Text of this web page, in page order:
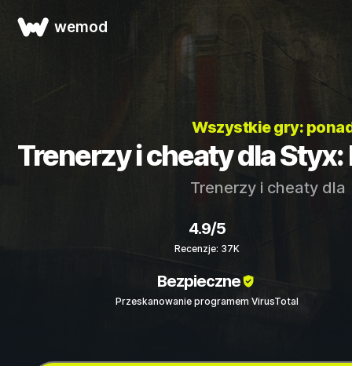
wemod
Wszystkie gry:
Trenerzy i cheaty dla
Trenerzy i cheaty dla
4.9/5
Recenzje: 37K
Bezpieczne
Przeskanowanie programem VirusTotal